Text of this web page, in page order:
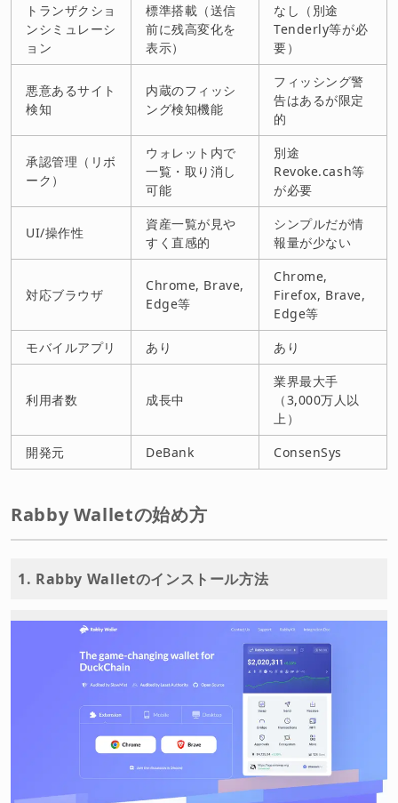
トランザクショ
ンシミュレーシ
ョン
標準搭載（送信
前に残高変化を
表示）
なし（別途
Tenderly等が必
要）
悪意あるサイト
検知
内蔵のフィッシ
ング検知機能
フィッシング警
告はあるが限定
的
承認管理（リボ
ーク）
ウォレット内で
一覧・取り消し
可能
別途
Revoke.cash等
が必要
UI/操作性
資産一覧が見や
すく直感的
シンプルだが情
報量が少ない
対応ブラウザ
Chrome, Brave,
Edge等
Chrome,
Firefox, Brave,
Edge等
モバイルアプリ
あり あり
利用者数 成長中
業界最大手
（3,000万人以
上）
開発元
DeBank ConsenSys
Rabby Walletの始め方
1. Rabby Walletのインストール方法